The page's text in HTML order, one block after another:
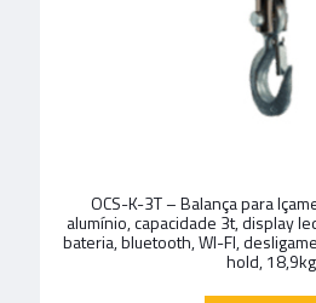
OCS-K-3T – Balança para
alumínio, capacidade 3t, display
bateria, bluetooth, WI-FI,
hold, 18,9kg